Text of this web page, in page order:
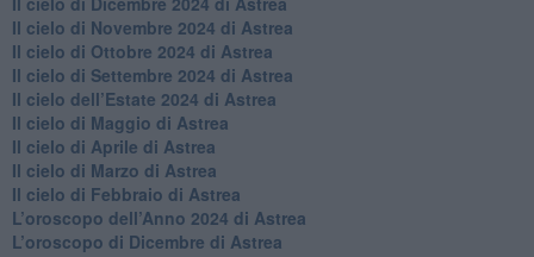
Il cielo di Novembre 2024 di Astrea
​Il cielo di Ottobre 2024 di Astrea
​Il cielo di Settembre 2024 di Astrea
Il cielo dell’Estate 2024 di Astrea
Il cielo di Maggio di Astrea
Il cielo di Aprile di Astrea
​Il cielo di Marzo di Astrea
​Il cielo di Febbraio di Astrea
​L’oroscopo dell’Anno 2024 di Astrea
​L’oroscopo di Dicembre di Astrea